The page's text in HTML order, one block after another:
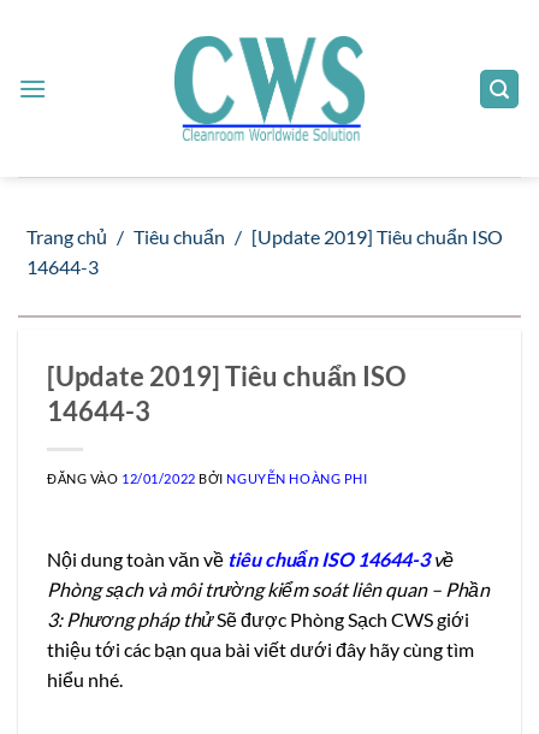
dung
Trang chủ / Tiêu chuẩn / [Update 2019] Tiêu chuẩn ISO
14644-3
[Update 2019] Tiêu chuẩn ISO
14644-3
ĐĂNG VÀO 12/01/2022 BỞI NGUYỄN HOÀNG PHI
Nội dung toàn văn về tiêu chuẩn ISO 14644-3về
Phòng sạch và môi trường kiểm soát liên quan – Phần
3: Phương pháp thửSẽ được Phòng Sạch CWS giới
thiệu tới các bạn qua bài viết dưới đây hãy cùng tìm
hiểu nhé.